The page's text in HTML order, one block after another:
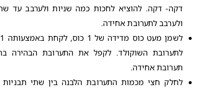
דקה- דקה. להוציא לחכות כמה שניות ולערבב עד
ולערבב לתערובת אחידה.
לתערובת השוקולד. לקפל את התערובת הבהירה
תערובת אחידה.
לחלק חצי מכמות התערובת הלבנה בין שתי תבניות